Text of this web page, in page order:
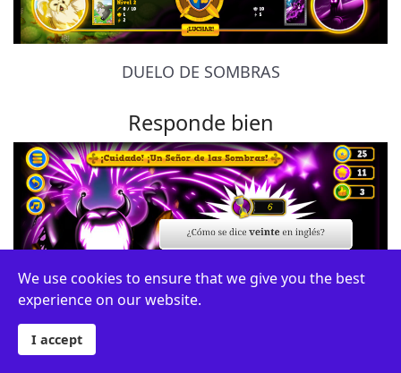
DUELO DE SOMBRAS
Responde bien
We use cookies to ensure that we give you the best
experience on our website.
I accept